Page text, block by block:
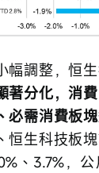
幅調整，恒生
著分化，消
必需消費板
恒生科技板
、3.7%，